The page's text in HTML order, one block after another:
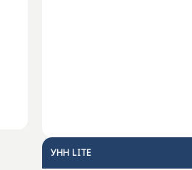
УНН LITE